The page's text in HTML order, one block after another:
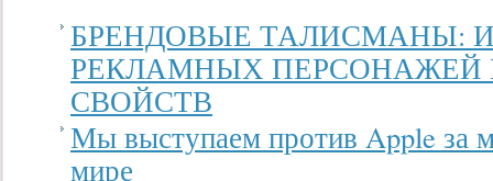
БРЕНДОВЫЕ ТАЛИСМАНЫ:
РЕКЛАМНЫХ ПЕРСОНАЖЕЙ
СВОЙСТВ
Мы выступаем против Apple за
мире